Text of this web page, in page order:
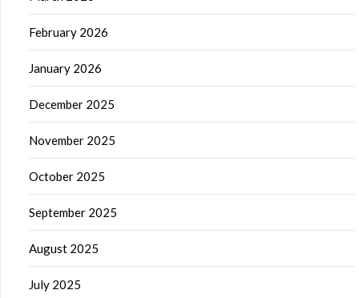
February 2026
January 2026
December 2025
November 2025
October 2025
September 2025
August 2025
July 2025